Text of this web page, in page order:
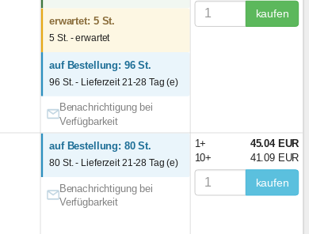
erwartet: 5 St.
5 St. - erwartet
auf Bestellung: 96 St.
96 St. - Lieferzeit 21-28 Tag (e)
Benachrichtigung bei
Verfügbarkeit
kaufen
auf Bestellung: 80 St.
80 St. - Lieferzeit 21-28 Tag (e)
Benachrichtigung bei
Verfügbarkeit
1+
45.04 EUR
10+
41.09 EUR
kaufen